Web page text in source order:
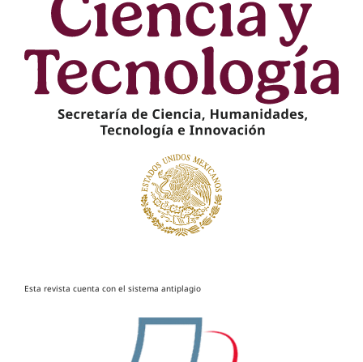
Esta revista cuenta con el sistema antiplagio